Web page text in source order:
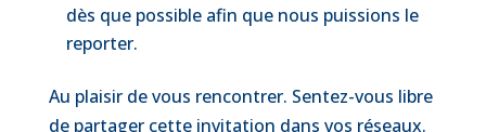
dès que possible afin que nous puissions le
reporter.
Au plaisir de vous rencontrer. Sentez-vous libre
de partager cette invitation dans vos réseaux.